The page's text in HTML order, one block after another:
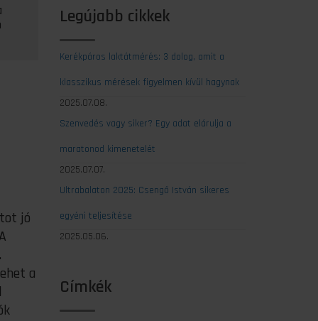
jó
a
Legújabb cikkek
Kerékpáros laktátmérés: 3 dolog, amit a
klasszikus mérések figyelmen kívül hagynak
2025.07.08.
Szenvedés vagy siker? Egy adat elárulja a
maratonod kimenetelét
2025.07.07.
Ultrabalaton 2025: Csengő István sikeres
egyéni teljesítése
2025.05.06.
Címkék